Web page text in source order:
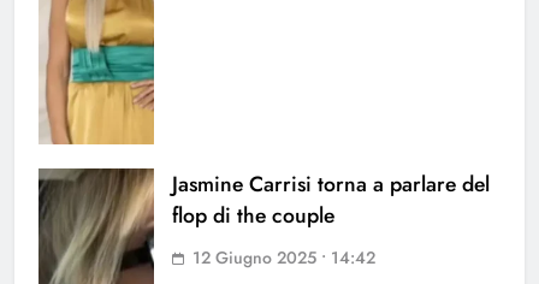
Jasmine Carrisi torna a parlare del
flop di the couple
12 Giugno 2025 • 14:42